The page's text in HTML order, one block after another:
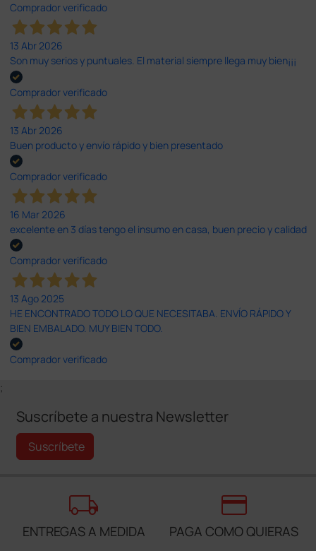
Comprador verificado
13 Abr 2026
Son muy serios y puntuales. El material siempre llega muy bien¡¡¡
Comprador verificado
13 Abr 2026
Buen producto y envío rápido y bien presentado
Comprador verificado
16 Mar 2026
excelente en 3 días tengo el insumo en casa, buen precio y calidad
Comprador verificado
13 Ago 2025
HE ENCONTRADO TODO LO QUE NECESITABA. ENVÍO RÁPIDO Y
BIEN EMBALADO. MUY BIEN TODO.
Comprador verificado
;
Suscríbete a nuestra Newsletter
Suscríbete
local_shipping
ENTREGAS A MEDIDA
credit_card
PAGA COMO QUIERAS